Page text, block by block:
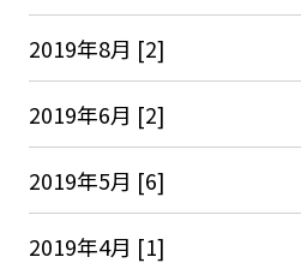
2019年8月 [2]
2019年6月 [2]
2019年5月 [6]
2019年4月 [1]